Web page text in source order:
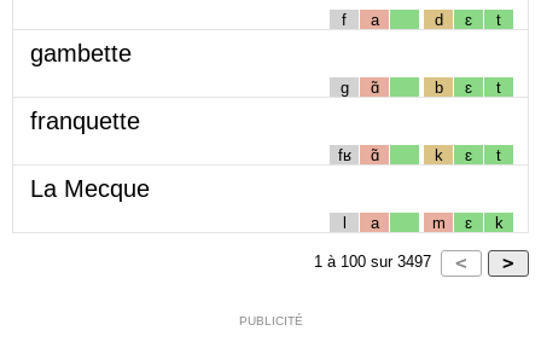
f a d ɛ t
gambette
g ɑ̃ b ɛ t
franquette
fʁ ɑ̃ k ɛ t
La Mecque
l a m ɛ k
1 à 100 sur 3497
PUBLICITÉ